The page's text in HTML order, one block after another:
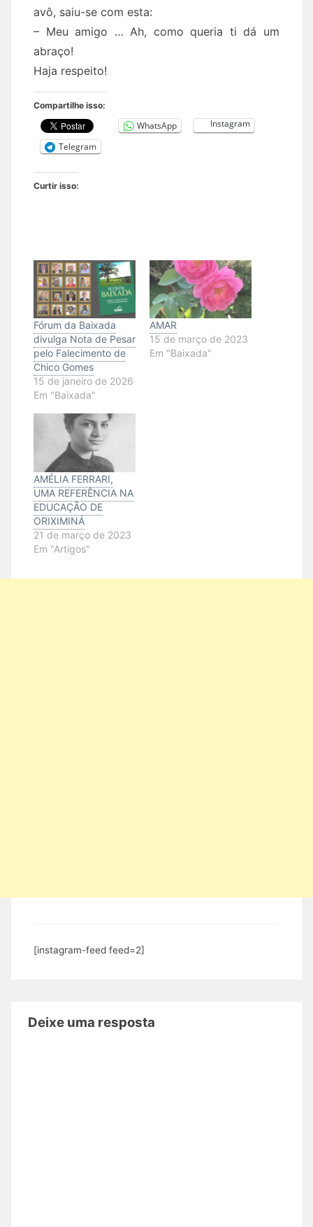
avô, saiu-se com esta:
– Meu amigo … Ah, como queria ti dá um
abraço!
Haja respeito!
Compartilhe isso:
WhatsApp
Instagram
Telegram
Curtir isso:
Fórum da Baixada
divulga Nota de Pesar
pelo Falecimento de
Chico Gomes
15 de janeiro de 2026
Em "Baixada"
AMAR
15 de março de 2023
Em "Baixada"
AMÉLIA FERRARI,
UMA REFERÊNCIA NA
EDUCAÇÃO DE
ORIXIMINÁ
21 de março de 2023
Em "Artigos"
[instagram-feed feed=2]
Deixe uma resposta